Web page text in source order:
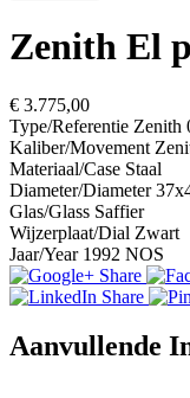
Zenith El
€ 3.775,00
Type/Referentie Zenith
Kaliber/Movement
Materiaal/Case Staal
Diameter/Diameter
Glas/Glass Saffier
Wijzerplaat/Dial Zwart
Jaar/Year 1992 NOS
Aanvullende